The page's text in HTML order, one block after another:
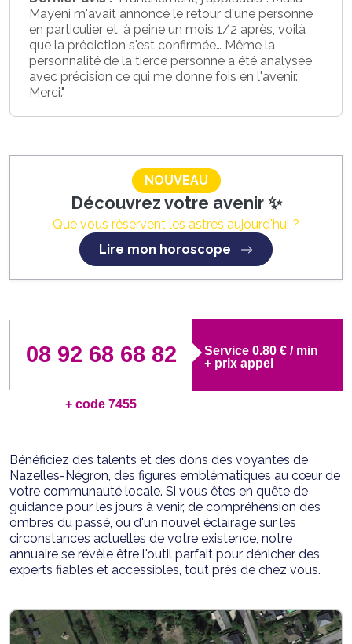
Mayeni m'avait annoncé le retour d'une personne
en particulier et, à peine un mois 1/2 après, voilà
que la prédiction s'est confirmée… Même la
personnalité de la tierce personne a été analysée
avec précision ce qui me donne fois en l'avenir.
Merci."
NOUVEAU
Découvrez votre avenir ✨
Que vous réservent les astres aujourd'hui ?
Lire mon horoscope
08 92 68 68 82
+ code 7455
Service 0.80 € / min
+ prix appel
Bénéficiez des talents et des dons des voyantes de
Nazelles-Négron, des figures emblématiques au cœur de
votre communauté locale. Si vous êtes en quête de
guidance pour les jours à venir, de compréhension des
ombres du passé, ou d'un nouvel éclairage sur les
circonstances actuelles de votre existence, notre
annuaire se révèle être l'outil parfait pour dénicher des
experts fiables et accessibles, tout près de chez vous.